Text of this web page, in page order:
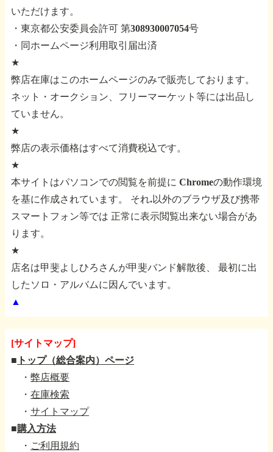
いただけます。
・東京都公安委員会許可 第308930007054号
・同ホームページ利用取引届出済
★
弊店在庫はこのホームページのみで販売しております。
ネット・オークション、フリーマーケット等には出品し
ていません。
★
弊店の表示価格はすべて消費税込です。
★
本サイトはパソコンでの閲覧を前提に Chromeの動作環境
を基に作成されています。
それ.以外のブラウザ及び携帯
スマートフォン等では 正常に表示閲覧出来ない場合があ
ります。
★
店名は甲斐よしひろさんが甲斐バンド解散後、
最初に出
したソロ・アルバムに因んでいます。
▲
[サイトマップ]
■ トップ（総合案内）ページ
・ 弊店概要
・ 在庫検索
・ サイトマップ
■購入方法
・ ご利用規約